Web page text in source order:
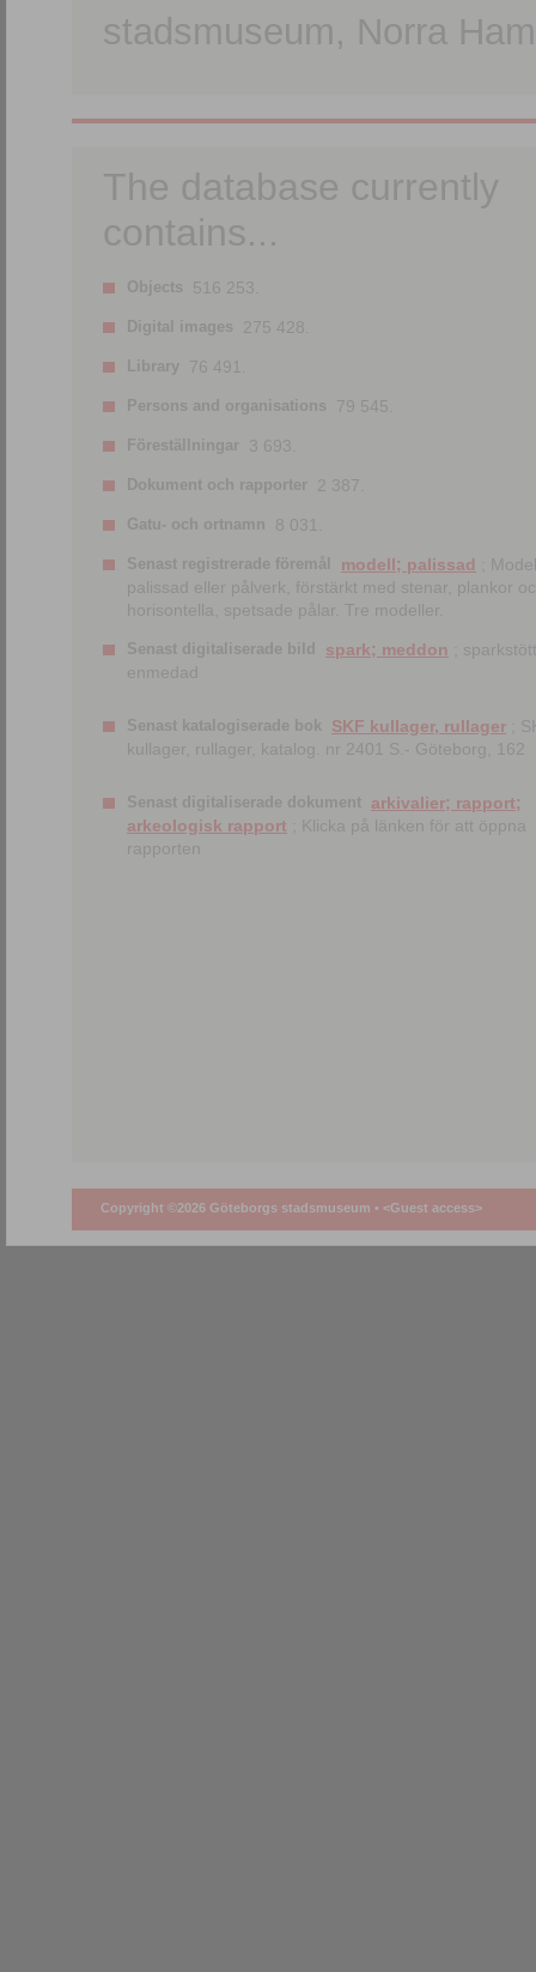
stadsmuseum, Norra
The database currently
contains...
Objects 516 253.
Digital images 275 428.
Library 76 491.
Persons and organisations 79 545.
Föreställningar 3 693.
Dokument och rapporter 2 387.
Gatu- och ortnamn 8 031.
Senast registrerade föremål modell; palissad
;
palissad eller pålverk, förstärkt med stenar, plankor
horisontella, spetsade pålar. Tre modeller.
Senast digitaliserade bild spark; meddon ;
enmedad
Senast katalogiserade bok SKF kullager, rullager ;
kullager, rullager, katalog. nr 2401 S.- Göteborg, 162
Senast digitaliserade dokument arkivalier; rapport;
arkeologisk rapport ; Klicka på länken för att öppna
rapporten
Copyright ©2026 Göteborgs stadsmuseum • <Guest access>